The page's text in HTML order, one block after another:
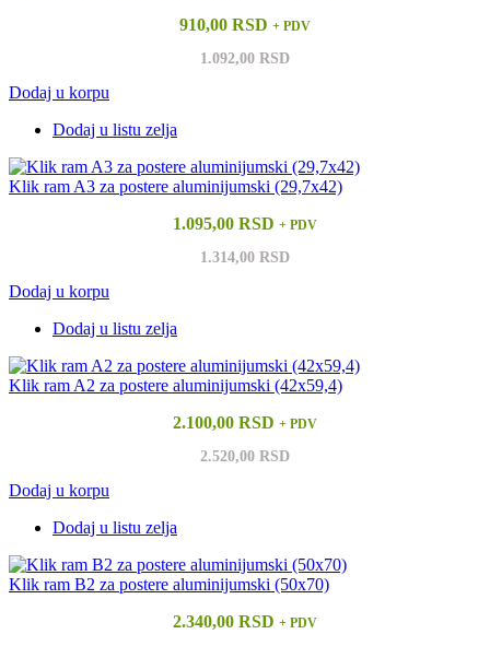
910,00 RSD + PDV
1.092,00 RSD
Dodaj u korpu
Dodaj u listu zelja
Klik ram A3 za postere aluminijumski (29,7x42)
1.095,00 RSD + PDV
1.314,00 RSD
Dodaj u korpu
Dodaj u listu zelja
Klik ram A2 za postere aluminijumski (42x59,4)
2.100,00 RSD + PDV
2.520,00 RSD
Dodaj u korpu
Dodaj u listu zelja
Klik ram B2 za postere aluminijumski (50x70)
2.340,00 RSD + PDV